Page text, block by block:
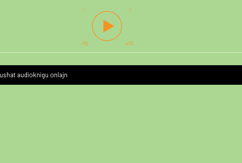
-15 +15
audioknigu onlajn